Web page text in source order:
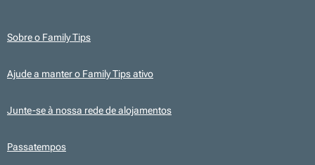
Sobre o Family Tips
Ajude a manter o Family Tips ativo
Junte-se à nossa rede de alojamentos
Passatempos